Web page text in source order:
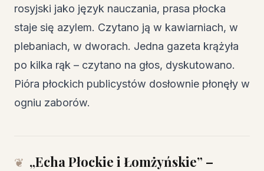
rosyjski jako język nauczania, prasa płocka
staje się azylem. Czytano ją w kawiarniach, w
plebaniach, w dworach. Jedna gazeta krążyła
po kilka rąk – czytano na głos, dyskutowano.
Pióra płockich publicystów dosłownie płonęły w
ogniu zaborów.
„Echa Płockie i Łomżyńskie” –